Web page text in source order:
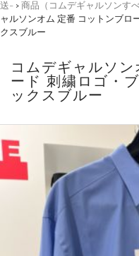
送- > 商品（コムデギャルソンすべ
ャルソンオム 定番 コットンブロ
クスブルー
コムデギャルソ
ード 刺繍ロゴ・
ックスブルー